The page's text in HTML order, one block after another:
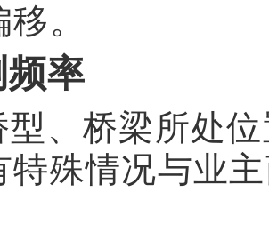
。
频率
型、桥梁所处
特殊情况与业